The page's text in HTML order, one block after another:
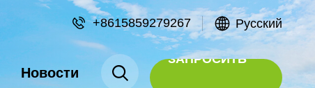
+8615859279267 Русский
Новости
ЗАПРОСИТЬ